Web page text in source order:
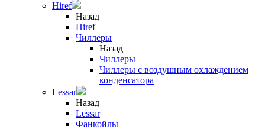
Hiref
Назад
Hiref
Чиллеры
Назад
Чиллеры
Чиллеры с воздушным охлаждением
конденсатора
Lessar
Назад
Lessar
Фанкойлы